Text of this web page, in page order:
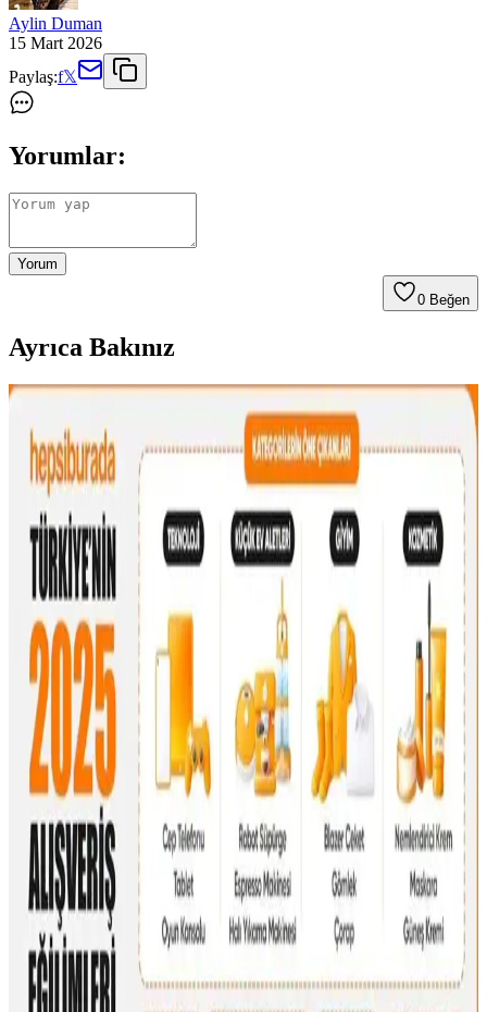
Aylin Duman
15 Mart 2026
Paylaş:f𝕏
Yorumlar:
Yorum
0 Beğen
Ayrıca Bakınız
Çanta Koleksiyonları: Çeşitlilik, Kullanım Tercihleri
ve İkinci El Alışverişte Orijinallik
Çanta koleksiyonları farklı boyut, doku ve renklerle zenginleşir.
Kullanım sıklığına göre tercih edilen çantalar, koleksiyon yönetimi
ve ikinci el alışverişte orijinallik kontrolü önem taşır.
Fyro Levo 30L Sırt Çantası ile İş Seyahatlerinde Tek
Çanta Kullanımı ve Paketleme Stratejileri
Fyro Levo 30L sırt çantası, iş seyahatlerinde tek çanta konseptiyle
pratik paketleme ve taşınabilirlik sunar. Elektronik cihazlar,
kıyafetler ve kişisel eşyalar düzenli şekilde taşınabilir.
30'lu Yaşlardaki Anneler İçin Moda ve
Fonksiyonellik Dengesinde El Çantası Seçimi
30'lu yaşlardaki anneler için el çantası seçimi, modaya uygunluk,
dayanıklılık ve fonksiyonelliği bir arada sunan modellerle günlük
hayatın ihtiyaçlarına cevap verir. Markalar ve malzeme tercihleri
önemlidir.
Dooney & Bourke Janine Çantası: Dayanıklı Deri
Tasarımı ve Piyasa Değeri Analizi
Dooney & Bourke Janine çantası, dayanıklı deri yapısı ve şık
tasarımıyla günlük kullanım ve seyahat için ideal. İkinci el
piyasasında uygun fiyatlı, manevi değeri yüksek bir seçenek sunar.